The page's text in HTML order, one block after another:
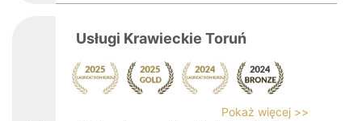
Usługi Krawieckie Toruń
Pokaż więcej >>